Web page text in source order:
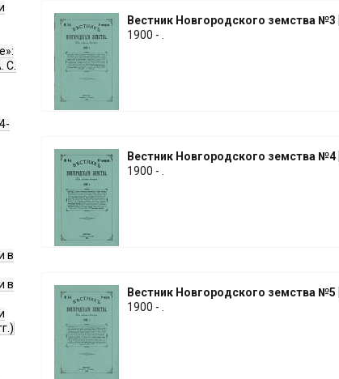
С.
в
в
Вестник Новгородского земства №3
1900 - .
Вестник Новгородского земства №4
1900 - .
Вестник Новгородского земства №5
1900 - .